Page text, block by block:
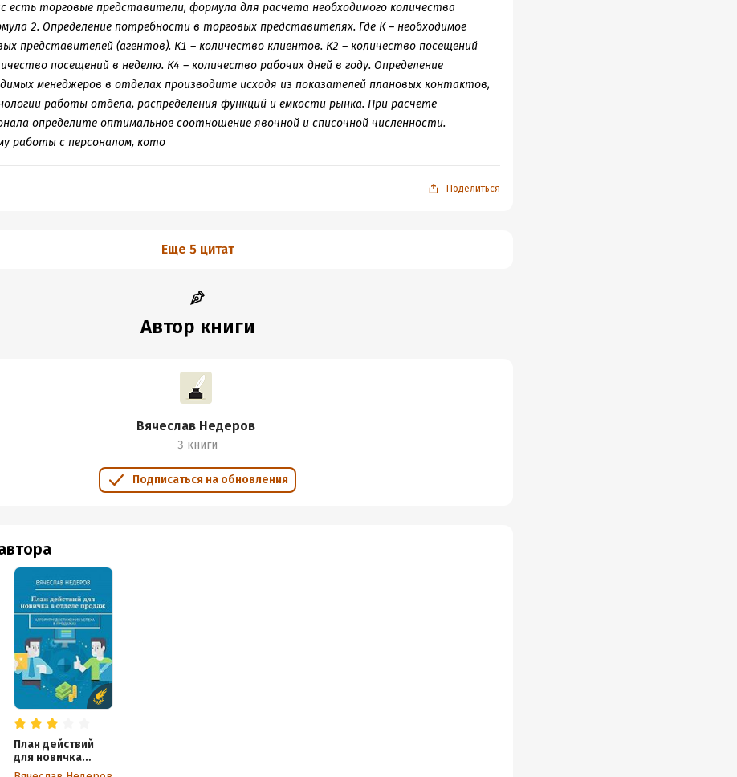
есть торговые представители, формула для расчета необходимого количества
2. Определение потребности в торговых представителях. Где К – необходимое
представителей (агентов). К1 – количество клиентов. К2 – количество посещений
посещений в неделю. К4 – количество рабочих дней в году. Определение
менеджеров в отделах производите исходя из показателей плановых контактов,
работы отдела, распределения функций и емкости рынка. При расчете
определите оптимальное соотношение явочной и списочной численности.
работы с персоналом, кото
Поделиться
Еще 5 цитат
Автор книги
Вячеслав Недеров
3 книги
Подписаться на обновления
План действий
для новичка
в отделе продаж.